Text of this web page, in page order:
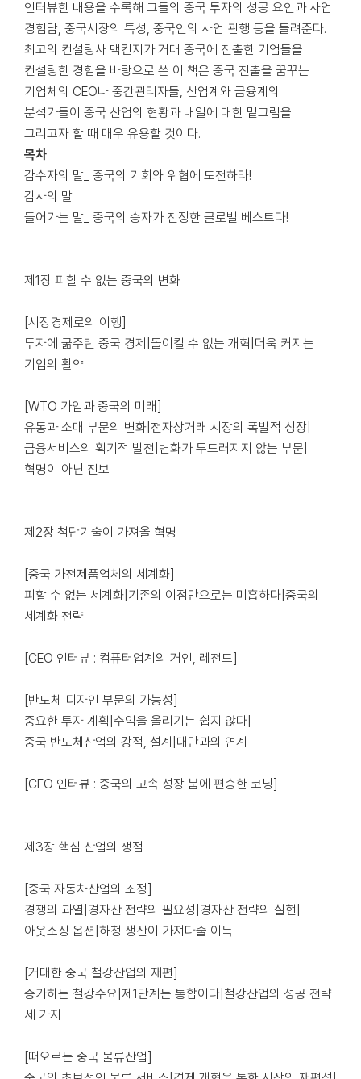
인터뷰한 내용을 수록해 그들의 중국 투자의 성공 요인과 사업
경험담, 중국시장의 특성, 중국인의 사업 관행 등을 들려준다.
최고의 컨설팅사 맥킨지가 거대 중국에 진출한 기업들을
컨설팅한 경험을 바탕으로 쓴 이 책은 중국 진출을 꿈꾸는
기업체의 CEO나 중간관리자들, 산업계와 금융계의
분석가들이 중국 산업의 현황과 내일에 대한 밑그림을
그리고자 할 때 매우 유용할 것이다.
목차
감수자의 말_ 중국의 기회와 위협에 도전하라!
감사의 말
들어가는 말_ 중국의 승자가 진정한 글로벌 베스트다!
제1장 피할 수 없는 중국의 변화
[시장경제로의 이행]
투자에 굶주린 중국 경제|돌이킬 수 없는 개혁|더욱 커지는
기업의 활약
[WTO 가입과 중국의 미래]
유통과 소매 부문의 변화|전자상거래 시장의 폭발적 성장|
금융서비스의 획기적 발전|변화가 두드러지지 않는 부문|
혁명이 아닌 진보
제2장 첨단기술이 가져올 혁명
[중국 가전제품업체의 세계화]
피할 수 없는 세계화|기존의 이점만으로는 미흡하다|중국의
세계화 전략
[CEO 인터뷰 : 컴퓨터업계의 거인, 레전드]
[반도체 디자인 부문의 가능성]
중요한 투자 계획|수익을 올리기는 쉽지 않다|
중국 반도체산업의 강점, 설계|대만과의 연계
[CEO 인터뷰 : 중국의 고속 성장 붐에 편승한 코닝]
제3장 핵심 산업의 쟁점
[중국 자동차산업의 조정]
경쟁의 과열|경자산 전략의 필요성|경자산 전략의 실현|
아웃소싱 옵션|하청 생산이 가져다줄 이득
[거대한 중국 철강산업의 재편]
증가하는 철강수요|제1단계는 통합이다|철강산업의 성공 전략
세 가지
[떠오르는 중국 물류산업]